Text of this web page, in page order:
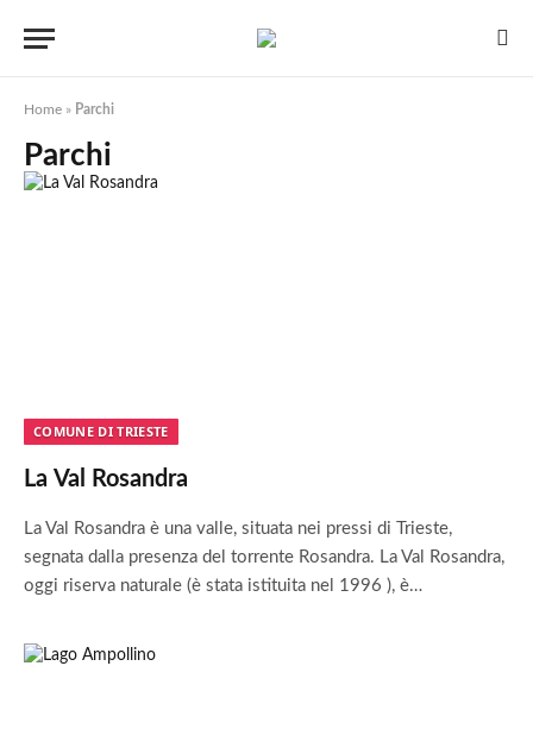
Home » Parchi
Parchi
COMUNE DI TRIESTE
La Val Rosandra
La Val Rosandra è una valle, situata nei pressi di Trieste,
segnata dalla presenza del torrente Rosandra. La Val Rosandra,
oggi riserva naturale (è stata istituita nel 1996 ), è…